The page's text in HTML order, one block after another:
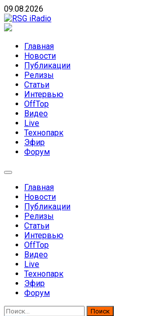
Skip
to
content
09.08.2026
направлений без возрастных
Главная
Новости
Публикации
Релизы
Статьи
Интервью
OffTop
Видео
Live
Технопарк
Эфир
Форум
Главная
Новости
Публикации
Релизы
Статьи
Интервью
OffTop
Видео
Live
Технопарк
Эфир
Форум
Найти: